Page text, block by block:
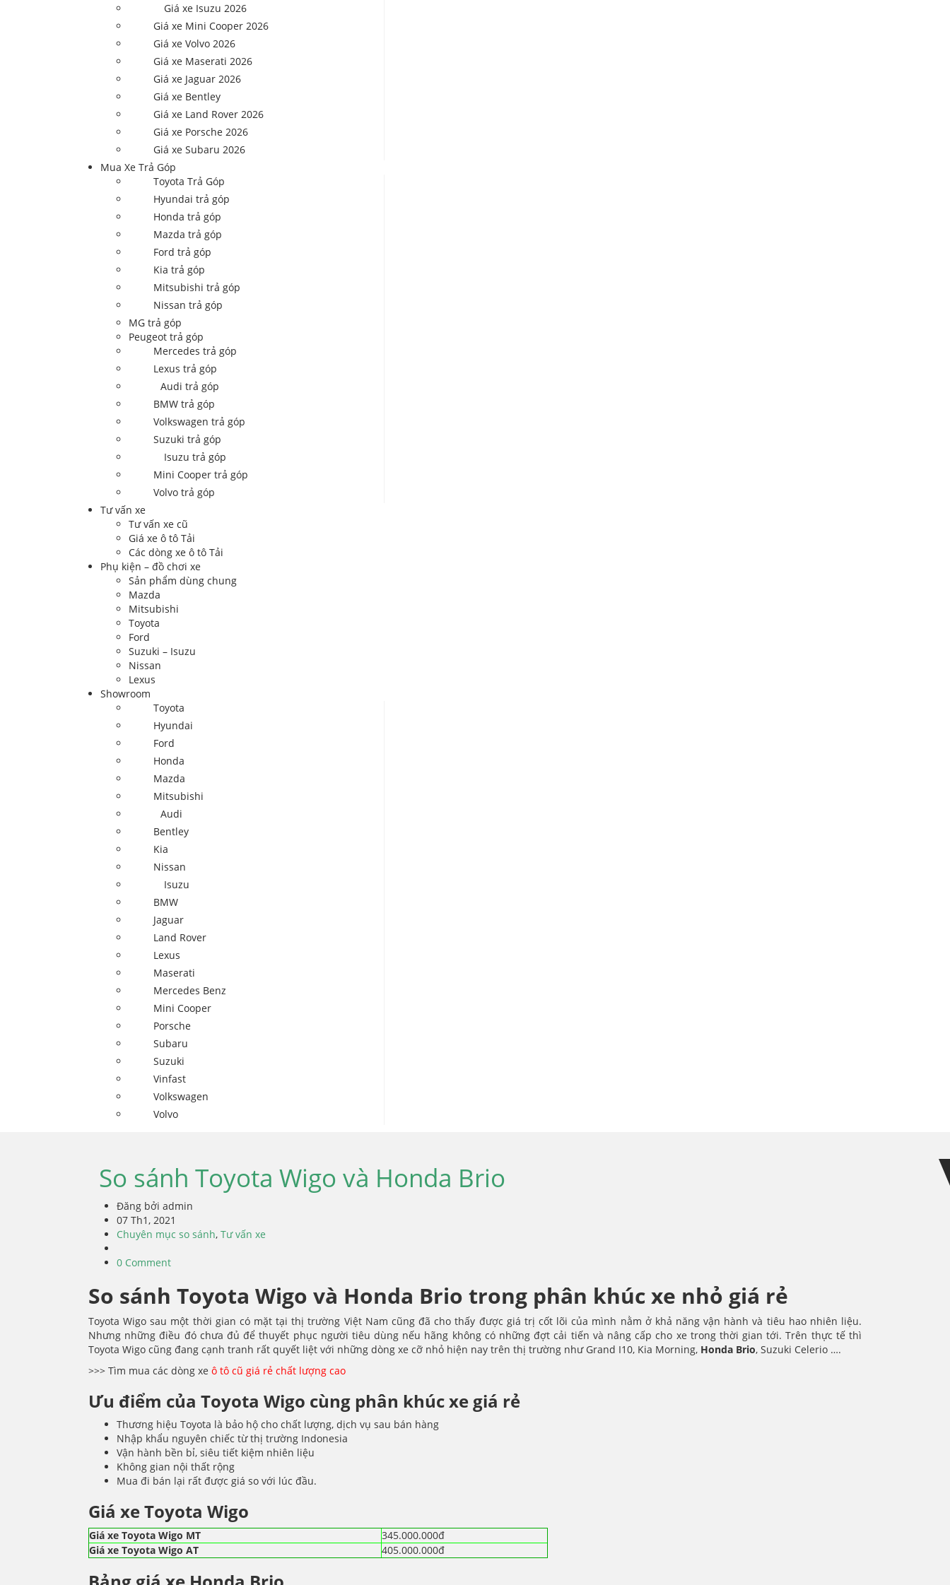
Giá xe Isuzu 2026
Giá xe Mini Cooper 2026
Giá xe Volvo 2026
Giá xe Maserati 2026
Giá xe Jaguar 2026
Giá xe Bentley
Giá xe Land Rover 2026
Giá xe Porsche 2026
Giá xe Subaru 2026
Mua Xe Trả Góp
Toyota Trả Góp
Hyundai trả góp
Honda trả góp
Mazda trả góp
Ford trả góp
Kia trả góp
Mitsubishi trả góp
Nissan trả góp
MG trả góp
Peugeot trả góp
Mercedes trả góp
Lexus trả góp
Audi trả góp
BMW trả góp
Volkswagen trả góp
Suzuki trả góp
Isuzu trả góp
Mini Cooper trả góp
Volvo trả góp
Tư vấn xe
Tư vấn xe cũ
Giá xe ô tô Tải
Các dòng xe ô tô Tải
Phụ kiện – đồ chơi xe
Sản phẩm dùng chung
Mazda
Mitsubishi
Toyota
Ford
Suzuki – Isuzu
Nissan
Lexus
Showroom
Toyota
Hyundai
Ford
Honda
Mazda
Mitsubishi
Audi
Bentley
Kia
Nissan
Isuzu
BMW
Jaguar
Land Rover
Lexus
Maserati
Mercedes Benz
Mini Cooper
Porsche
Subaru
Suzuki
Vinfast
Volkswagen
Volvo
So sánh Toyota Wigo và Honda Brio
Đăng bởi admin
07 Th1, 2021
Chuyên mục so sánh, Tư vấn xe
0 Comment
So sánh Toyota Wigo và Honda Brio trong phân khúc xe nhỏ giá rẻ
Toyota Wigo sau một thời gian có mặt tại thị trường Việt Nam cũng đã cho thấy được giá trị cốt lõi của mình nằm ở khả năng vận hành và tiêu hao nhiên liệu.
Nhưng những điều đó chưa đủ để thuyết phục người tiêu dùng nếu hãng không có những đợt cải tiến và nâng cấp cho xe trong thời gian tới. Trên thực tế thì
Toyota Wigo cũng đang cạnh tranh rất quyết liệt với những dòng xe cỡ nhỏ hiện nay trên thị trường như Grand I10, Kia Morning, Honda Brio, Suzuki Celerio ….
>>> Tìm mua các dòng xe ô tô cũ giá rẻ chất lượng cao
Ưu điểm của Toyota Wigo cùng phân khúc xe giá rẻ
Thương hiệu Toyota là bảo hộ cho chất lượng, dịch vụ sau bán hàng
Nhập khẩu nguyên chiếc từ thị trường Indonesia
Vận hành bền bỉ, siêu tiết kiệm nhiên liệu
Không gian nội thất rộng
Mua đi bán lại rất được giá so với lúc đầu.
Giá xe Toyota Wigo
Giá xe Toyota Wigo MT
345.000.000đ
Giá xe Toyota Wigo AT
405.000.000đ